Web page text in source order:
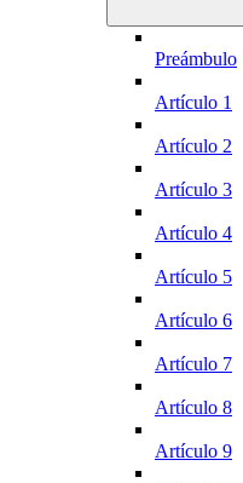
Preámbulo
Artículo 1
Artículo 2
Artículo 3
Artículo 4
Artículo 5
Artículo 6
Artículo 7
Artículo 8
Artículo 9